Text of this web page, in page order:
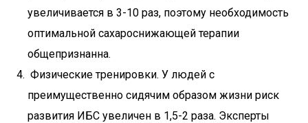
увеличивается в 3-10 раз, поэтому необходимость
оптимальной сахароснижающей терапии
общепризнанна.
Физические тренировки. У людей с
преимущественно сидячим образом жизни риск
развития ИБС увеличен в 1,5-2 раза. Эксперты